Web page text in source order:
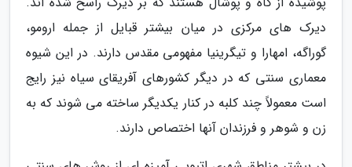
دیرک های مرکزی در میان بیشتر قبایل از جمله ارومو،
گوراگه، امهارا و تیگرینیا مفهومی مقدس دارند. در این شیوه
معماری سنتی که در دیگر کشورهای آفریقای سیاه نیز رایج
است معمولاً چند کلبه در کنار یکدیگر ساخته می شوند که به
زن و شوهر و فرزندان آنها اختصاص دارند.